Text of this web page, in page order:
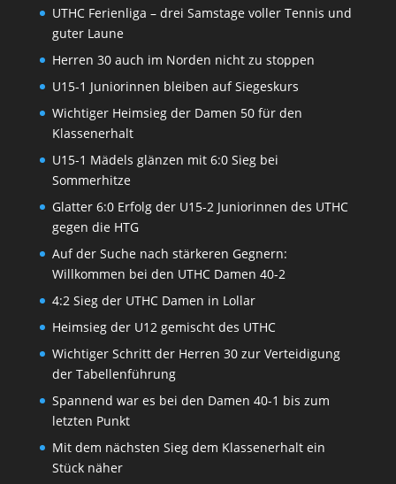
UTHC Ferienliga – drei Samstage voller Tennis und
guter Laune
Herren 30 auch im Norden nicht zu stoppen
U15-1 Juniorinnen bleiben auf Siegeskurs
Wichtiger Heimsieg der Damen 50 für den
Klassenerhalt
U15-1 Mädels glänzen mit 6:0 Sieg bei
Sommerhitze
Glatter 6:0 Erfolg der U15-2 Juniorinnen des UTHC
gegen die HTG
Auf der Suche nach stärkeren Gegnern:
Willkommen bei den UTHC Damen 40-2
4:2 Sieg der UTHC Damen in Lollar
Heimsieg der U12 gemischt des UTHC
Wichtiger Schritt der Herren 30 zur Verteidigung
der Tabellenführung
Spannend war es bei den Damen 40-1 bis zum
letzten Punkt
Mit dem nächsten Sieg dem Klassenerhalt ein
Stück näher